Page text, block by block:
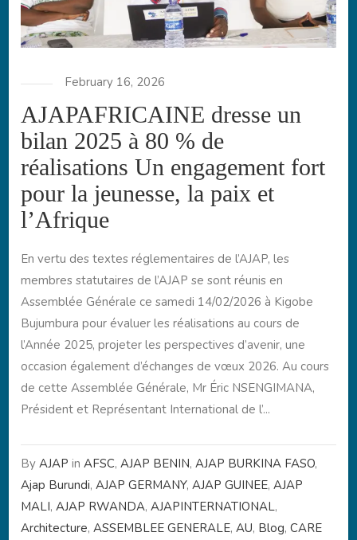
February 16, 2026
AJAPAFRICAINE dresse un
bilan 2025 à 80 % de
réalisations Un engagement fort
pour la jeunesse, la paix et
l’Afrique
En vertu des textes réglementaires de l’AJAP, les
membres statutaires de l’AJAP se sont réunis en
Assemblée Générale ce samedi 14/02/2026 à Kigobe
Bujumbura pour évaluer les réalisations au cours de
l’Année 2025, projeter les perspectives d’avenir, une
occasion également d’échanges de vœux 2026. Au cours
de cette Assemblée Générale, Mr Éric NSENGIMANA,
Président et Représentant International de l’...
By AJAP in AFSC,AJAP BENIN,AJAP BURKINA FASO,
Ajap Burundi,AJAP GERMANY,AJAP GUINEE,AJAP
MALI,AJAP RWANDA,AJAPINTERNATIONAL,
Architecture,ASSEMBLEE GENERALE,AU, Blog,CARE